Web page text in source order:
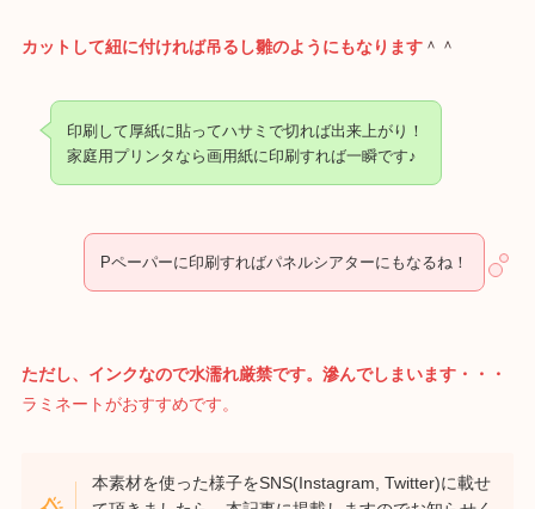
カットして紐に付ければ吊るし雛のようにもなります＾＾
印刷して厚紙に貼ってハサミで切れば出来上がり！
家庭用プリンタなら画用紙に印刷すれば一瞬です♪
Pペーパーに印刷すればパネルシアターにもなるね！
ただし、インクなので水濡れ厳禁です。滲んでしまいます・・・
ラミネートがおすすめです。
本素材を使った様子をSNS(Instagram, Twitter)に載せ